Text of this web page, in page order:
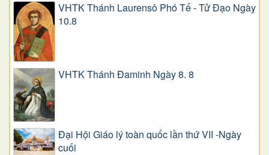
VHTK Thánh Laurensô Phó Tế - Tử Đạo Ngày
10.8
VHTK Thánh Đaminh Ngày 8. 8
Đại Hội Giáo lý toàn quốc lần thứ VII -Ngày
cuối